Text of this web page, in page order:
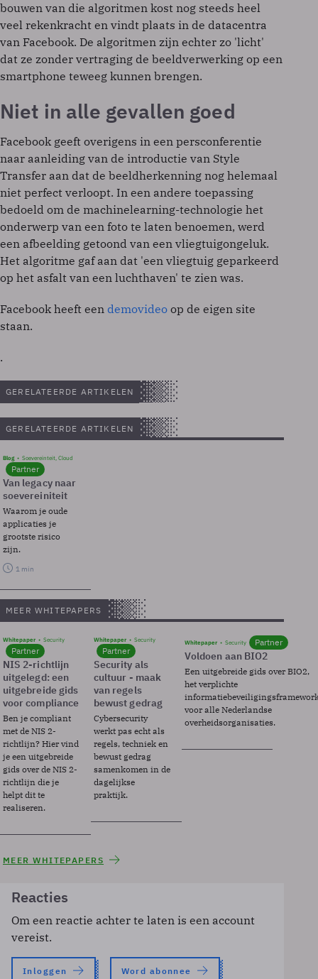
bouwen van die algoritmen kost nog steeds heel
veel rekenkracht en vindt plaats in de datacentra
van Facebook. De algoritmen zijn echter zo 'licht'
dat ze zonder vertraging de beeldverwerking op een
smartphone teweeg kunnen brengen.
Niet in alle gevallen goed
Facebook geeft overigens in een persconferentie
naar aanleiding van de introductie van Style
Transfer aan dat de beeldherkenning nog helemaal
niet perfect verloopt. In een andere toepassing
bedoeld om de machinelearning-technologie het
onderwerp van een foto te laten benoemen, werd
een afbeelding getoond van een vliegtuigongeluk.
Het algoritme gaf aan dat 'een vliegtuig geparkeerd
op het asfalt van een luchthaven' te zien was.
Facebook heeft een demovideo op de eigen site
staan.
.
GERELATEERDE ARTIKELEN
GERELATEERDE ARTIKELEN
Blog Soevereinteit, Cloud
Partner
Van legacy naar
soevereiniteit
Waarom je oude
applicaties je
grootste risico
zijn.
1 min
MEER WHITEPAPERS
Whitepaper Security
Partner
NIS 2-richtlijn
uitgelegd: een
uitgebreide gids
voor compliance
Ben je compliant
met de NIS 2-
richtlijn? Hier vind
je een uitgebreide
gids over de NIS 2-
richtlijn die je
helpt dit te
realiseren.
Whitepaper Security
Partner
Security als
cultuur - maak
van regels
bewust gedrag
Cybersecurity
werkt pas echt als
regels, techniek en
bewust gedrag
samenkomen in de
dagelijkse
praktijk.
Whitepaper Security Partner
Voldoen aan BIO2
Een uitgebreide gids over BIO2,
het verplichte
voor alle Nederlandse
overheidsorganisaties.
MEER WHITEPAPERS
Reacties
Om een reactie achter te laten is een account
vereist.
Inloggen Word abonnee